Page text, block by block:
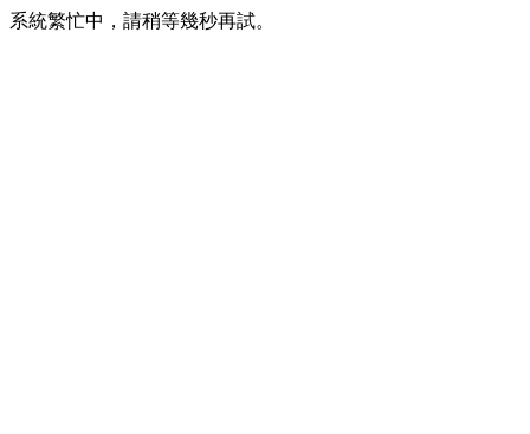
系統繁忙中，請稍等幾秒再試。